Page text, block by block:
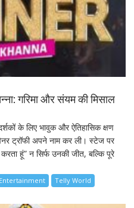
गरिमा और संयम की मिसाल
के लिए भावुक और ऐतिहासिक क्षण
ट्रॉफी अपने नाम कर ली। स्टेज पर
हूं” न सिर्फ उनकी जीत, बल्कि पूरे
Entertainment Telly World